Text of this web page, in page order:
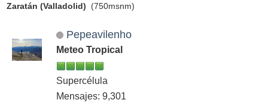
Zaratán (Valladolid) (750msnm)
Pepeavilenho
Meteo Tropical
Supercélula
Mensajes: 9,301